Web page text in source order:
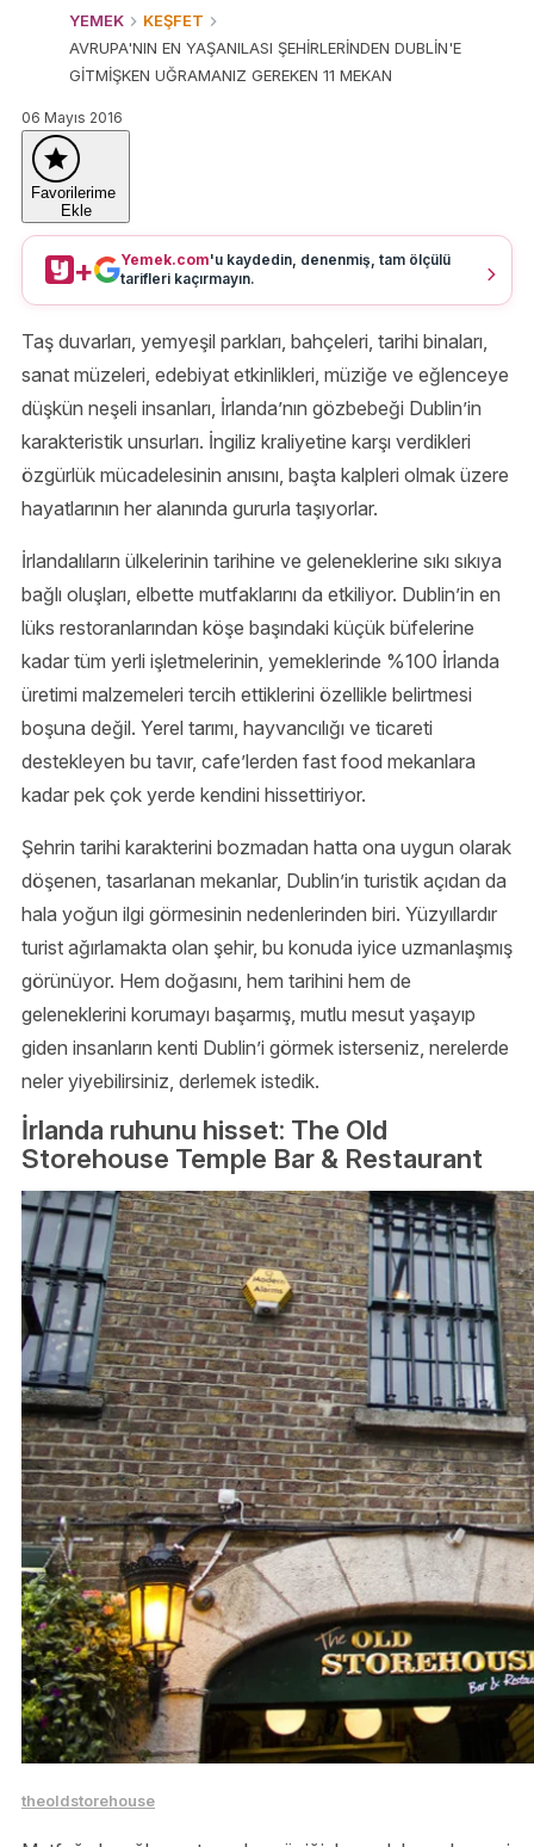
YEMEK
KEŞFET
AVRUPA'NIN EN YAŞANILASI ŞEHİRLERİNDEN DUBLİN'E
GİTMİŞKEN UĞRAMANIZ GEREKEN 11 MEKAN
06 Mayıs 2016
Favorilerime
Ekle
+ Yemek.com'u kaydedin, denenmiş, tam ölçülü
tarifleri kaçırmayın.
Taş duvarları, yemyeşil parkları, bahçeleri, tarihi binaları,
sanat müzeleri, edebiyat etkinlikleri, müziğe ve eğlenceye
düşkün neşeli insanları, İrlanda’nın gözbebeği Dublin’in
karakteristik unsurları. İngiliz kraliyetine karşı verdikleri
özgürlük mücadelesinin anısını, başta kalpleri olmak üzere
hayatlarının her alanında gururla taşıyorlar.
İrlandalıların ülkelerinin tarihine ve geleneklerine sıkı sıkıya
bağlı oluşları, elbette mutfaklarını da etkiliyor. Dublin’in en
lüks restoranlarından köşe başındaki küçük büfelerine
kadar tüm yerli işletmelerinin, yemeklerinde %100 İrlanda
üretimi malzemeleri tercih ettiklerini özellikle belirtmesi
boşuna değil. Yerel tarımı, hayvancılığı ve ticareti
destekleyen bu tavır, cafe’lerden fast food mekanlara
kadar pek çok yerde kendini hissettiriyor.
Şehrin tarihi karakterini bozmadan hatta ona uygun olarak
döşenen, tasarlanan mekanlar, Dublin’in turistik açıdan da
hala yoğun ilgi görmesinin nedenlerinden biri. Yüzyıllardır
turist ağırlamakta olan şehir, bu konuda iyice uzmanlaşmış
görünüyor. Hem doğasını, hem tarihini hem de
geleneklerini korumayı başarmış, mutlu mesut yaşayıp
giden insanların kenti Dublin’i görmek isterseniz, nerelerde
neler yiyebilirsiniz, derlemek istedik.
İrlanda ruhunu hisset: The Old
Storehouse Temple Bar & Restaurant
theoldstorehouse